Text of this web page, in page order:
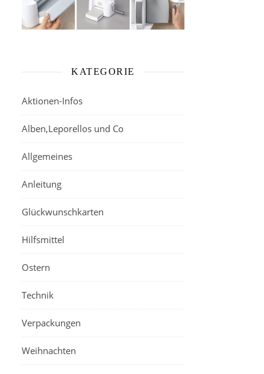
KATEGORIE
Aktionen-Infos
Alben,Leporellos und Co
Allgemeines
Anleitung
Glückwunschkarten
Hilfsmittel
Ostern
Technik
Verpackungen
Weihnachten